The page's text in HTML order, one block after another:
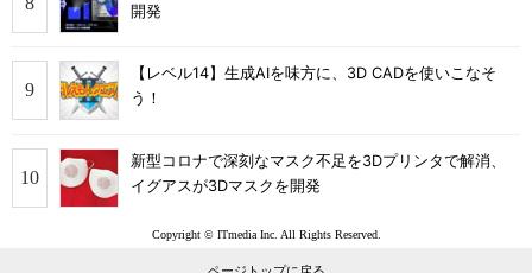
開発
【レベル14】生成AIを味方に、3D CADを使いこなそ
う！
新型コロナで深刻なマスク不足を3Dプリンタで解消、
イグアスが3Dマスクを開発
Copyright © ITmedia Inc. All Rights Reserved.